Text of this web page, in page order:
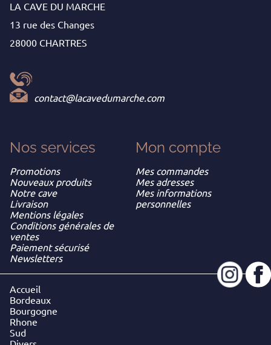
LA CAVE DU MARCHE
13 rue des Changes
28000 CHARTRES
contact@lacavedumarche.com
Nos services
Promotions
Nouveaux produits
Notre cave
Livraison
Mentions légales
Conditions générales de
ventes
Paiement sécurisé
Newsletters
Mon compte
Mes commandes
Mes adresses
Mes informations
personnelles
Accueil
Bordeaux
Bourgogne
Rhone
Sud